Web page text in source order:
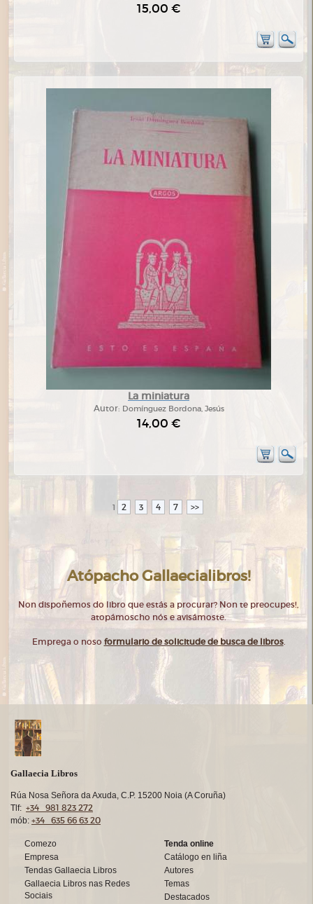
15,00 €
La miniatura
Autor: Domínguez Bordona, Jesús
14,00 €
1 2 3 4 7 >>
Atópacho Gallaecialibros!
Non dispoñemos do libro que estás a procurar? Non te preocupes!,
atopámoscho nós e avisámoste.
Emprega o noso formulario de solicitude de busca de libros.
Gallaecia Libros
Rúa Nosa Señora da Axuda, C.P. 15200 Noia (A Coruña)
Tlf: +34 981 823 272
mób: +34 635 66 63 20
Comezo
Empresa
Tendas Gallaecia Libros
Gallaecia Libros nas Redes
Sociais
Tenda online
Catálogo en liña
Autores
Temas
Destacados